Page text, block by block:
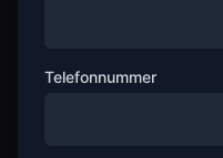
Telefonnummer